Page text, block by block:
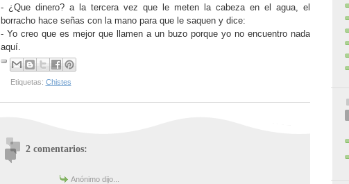
- ¿Que dinero? a la tercera vez que le meten la cabeza en el agua, el
borracho hace señas con la mano para que le saquen y dice:
- Yo creo que es mejor que llamen a un buzo porque yo no encuentro nada
aquí.
Etiquetas: Chistes
2 comentarios:
Anónimo dijo...